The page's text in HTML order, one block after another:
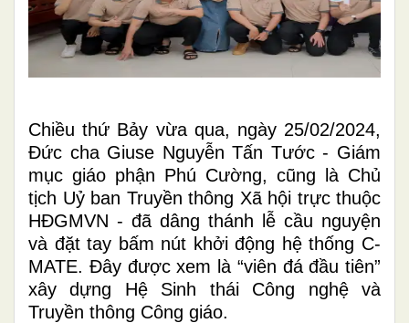
Chiều thứ Bảy vừa qua, ngày 25/02/2024,
Đức cha Giuse Nguyễn Tấn Tước - Giám
mục giáo phận Phú Cường, cũng là Chủ
tịch Uỷ ban Truyền thông Xã hội trực thuộc
HĐGMVN - đã dâng thánh lễ cầu nguyện
và đặt tay bấm nút khởi động hệ thống C-
MATE. Đây được xem là “viên đá đầu tiên”
xây dựng Hệ Sinh thái Công nghệ và
Truyền thông Công giáo.